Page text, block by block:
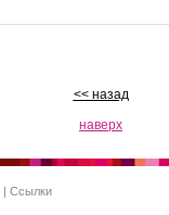
<< назад
наверх
| Ссылки